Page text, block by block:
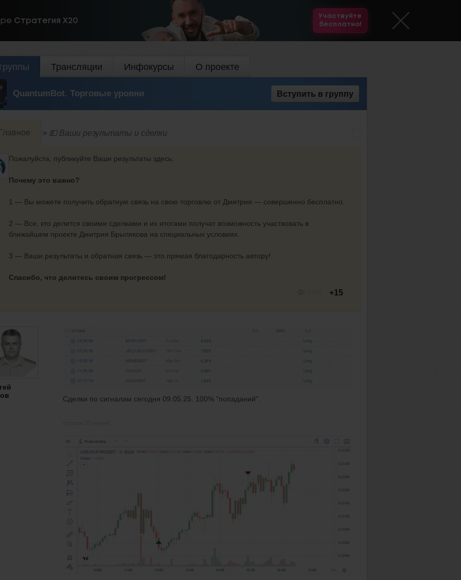
Стратегия Х20
Участвуйте
бесплатно!
Трансляции Инфокурсы О проекте
QuantumBot. Торговые уровни Вступить в группу
💵 Ваши результаты и сделки
Пожалуйста, публикуйте Ваши результаты здесь.
Почему это важно?
1 — Вы можете получить обратную связь на свою торговлю от Дмитрия — совершенно бесплатно.
2 — Все, кто делится своими сделками и их итогами получат возможность участвовать в
ближайшем проекте Дмитрия Брылякова на специальных условиях.
3 — Ваши результаты и обратная связь — это прямая благодарность автору!
Спасибо, что делитесь своим прогрессом!
+15
Сделки по сигналам сегодня 09.05.25. 100% "попаданий".